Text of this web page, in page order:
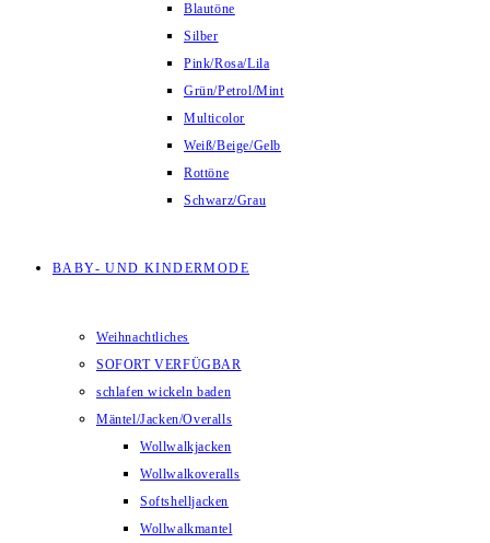
Blautöne
Silber
Pink/Rosa/Lila
Grün/Petrol/Mint
Multicolor
Weiß/Beige/Gelb
Rottöne
Schwarz/Grau
BABY- UND KINDERMODE
Weihnachtliches
SOFORT VERFÜGBAR
schlafen wickeln baden
Mäntel/Jacken/Overalls
Wollwalkjacken
Wollwalkoveralls
Softshelljacken
Wollwalkmantel